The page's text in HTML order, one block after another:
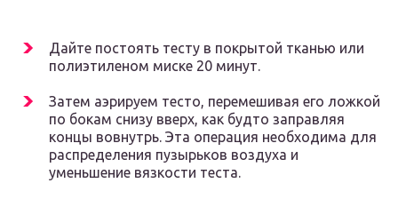
Дайте постоять тесту в покрытой тканью или
полиэтиленом миске 20 минут.
Затем аэрируем тесто, перемешивая его ложкой
по бокам снизу вверх, как будто заправляя
концы вовнутрь. Эта операция необходима для
распределения пузырьков воздуха и
уменьшение вязкости теста.